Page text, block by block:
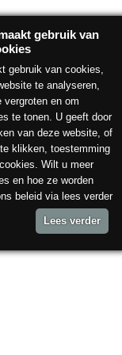
Onze beste recepten
gebruik van
gebruik van cookies,
te analyseren,
vergroten en om
te tonen. U geeft door
van deze website, of
klikken, toestemming
Wilt u meer
en hoe ze worden
beleid via lees verder
Lees verder